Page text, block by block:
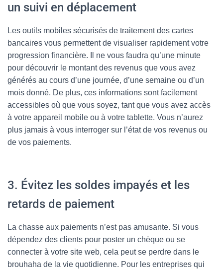
un suivi en déplacement
Les outils mobiles sécurisés de traitement des cartes
bancaires vous permettent de visualiser rapidement votre
progression financière. Il ne vous faudra qu’une minute
pour découvrir le montant des revenus que vous avez
générés au cours d’une journée, d’une semaine ou d’un
mois donné. De plus, ces informations sont facilement
accessibles où que vous soyez, tant que vous avez accès
à votre appareil mobile ou à votre tablette. Vous n’aurez
plus jamais à vous interroger sur l’état de vos revenus ou
de vos paiements.
3. Évitez les soldes impayés et les
retards de paiement
La chasse aux paiements n’est pas amusante. Si vous
dépendez des clients pour poster un chèque ou se
connecter à votre site web, cela peut se perdre dans le
brouhaha de la vie quotidienne. Pour les entreprises qui